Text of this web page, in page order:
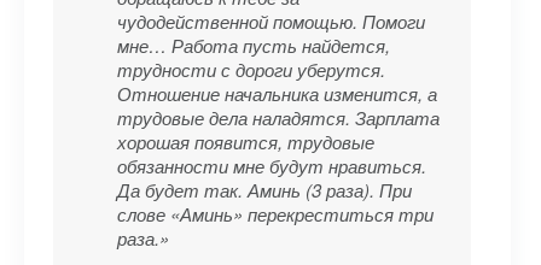
чудодейственной помощью. Помоги
мне… Работа пусть найдется,
трудности с дороги уберутся.
Отношение начальника изменится, а
трудовые дела наладятся. Зарплата
хорошая появится, трудовые
обязанности мне будут нравиться.
Да будет так. Аминь (3 раза). При
слове «Аминь» перекреститься три
раза.»